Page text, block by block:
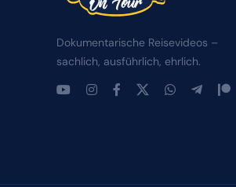
Dokumentarische Reisevideos –
sachlich, ausführlich, ehrlich.